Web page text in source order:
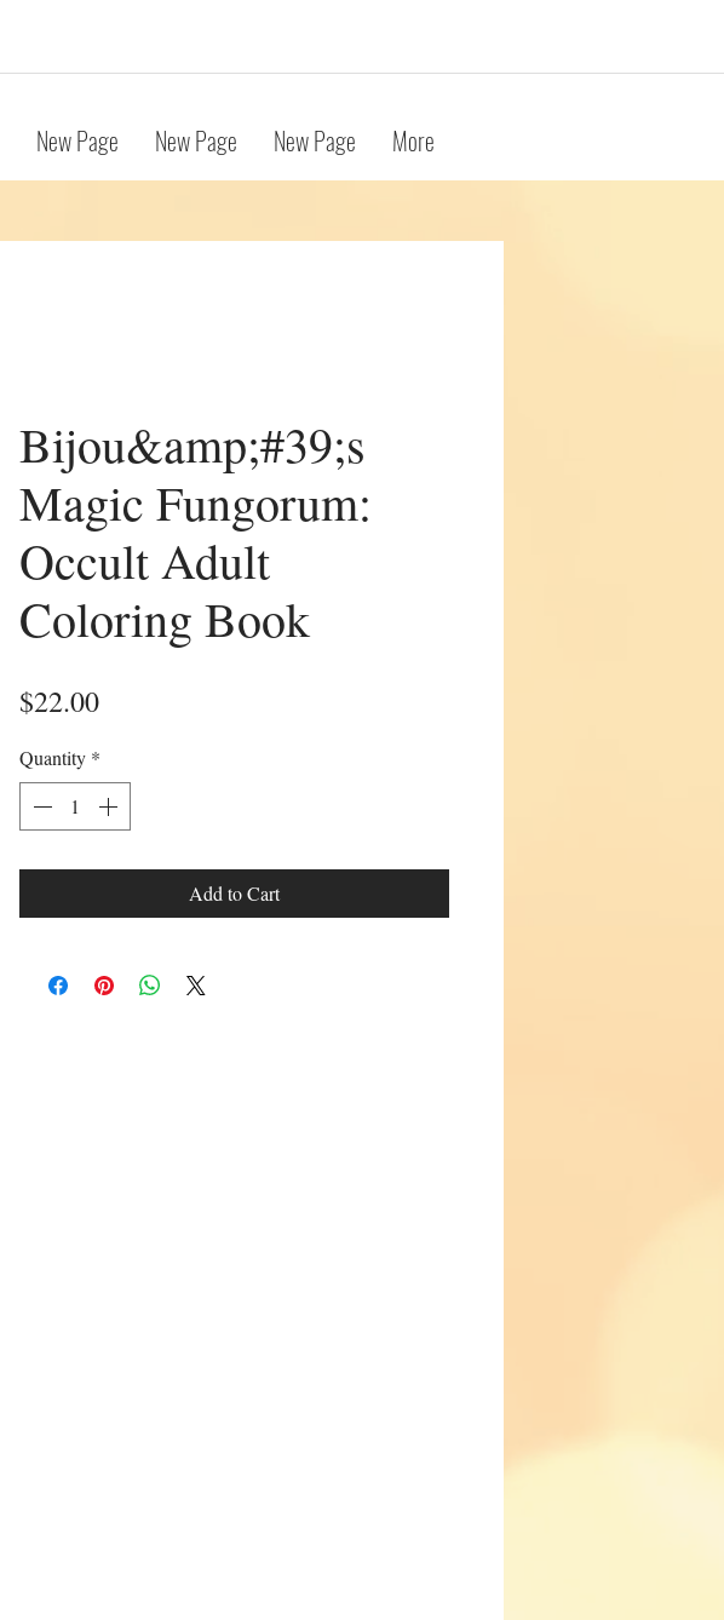
New Page New Page New Page More
Bijou&amp;#39;s
Magic Fungorum:
Occult Adult
Coloring Book
$22.00Price
Quantity *
Add to Cart